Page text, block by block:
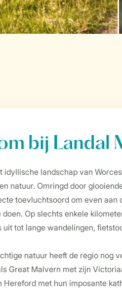
bij Landal
idyllische landschap van
natuur. Omringd door
toevluchtsoord om even
doen. Op slechts enkele
uit tot lange wandelingen,
natuur heeft de regio nog
Great Malvern met zijn
Hereford met hun imposante